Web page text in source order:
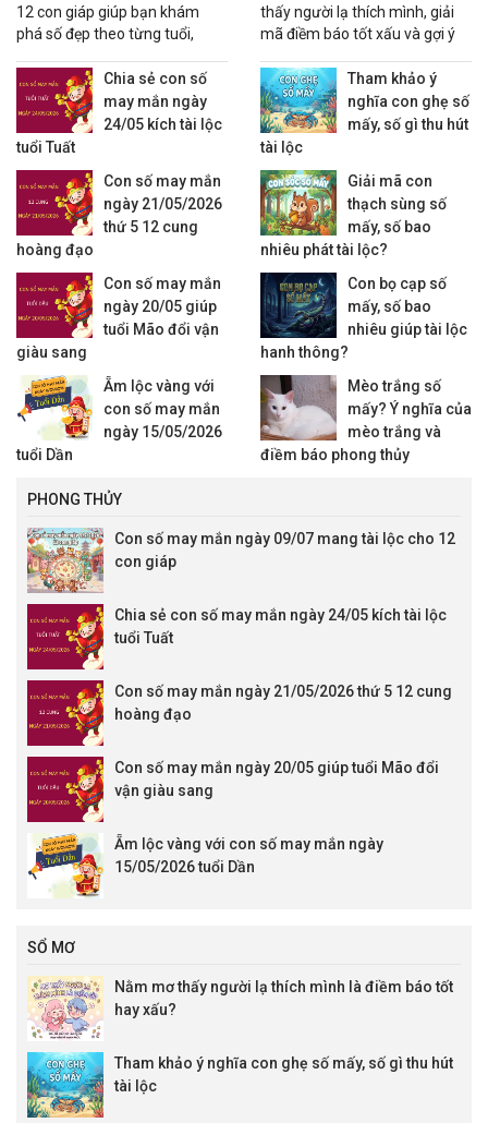
12 con giáp giúp bạn khám
phá số đẹp theo từng tuổi,
công việc và may mắn trong
ngày.
Chia sẻ con số
may mắn ngày
24/05 kích tài lộc
tuổi Tuất
Con số may mắn
ngày 21/05/2026
thứ 5 12 cung
hoàng đạo
Con số may mắn
ngày 20/05 giúp
tuổi Mão đổi vận
giàu sang
Ẵm lộc vàng với
con số may mắn
ngày 15/05/2026
tuổi Dần
thấy người lạ thích mình, giải
mã điềm báo tốt xấu và gợi ý
đánh con gì chuẩn tham khảo.
Tham khảo ý
nghĩa con ghẹ số
mấy, số gì thu hút
tài lộc
Giải mã con
thạch sùng số
mấy, số bao
nhiêu phát tài lộc?
Con bọ cạp số
mấy, số bao
nhiêu giúp tài lộc
hanh thông?
Mèo trắng số
mấy? Ý nghĩa của
mèo trắng và
điềm báo phong thủy
PHONG THỦY
Con số may mắn ngày 09/07 mang tài lộc cho 12
con giáp
Chia sẻ con số may mắn ngày 24/05 kích tài lộc
tuổi Tuất
Con số may mắn ngày 21/05/2026 thứ 5 12 cung
hoàng đạo
Con số may mắn ngày 20/05 giúp tuổi Mão đổi
vận giàu sang
Ẵm lộc vàng với con số may mắn ngày
15/05/2026 tuổi Dần
SỔ MƠ
Nằm mơ thấy người lạ thích mình là điềm báo tốt
hay xấu?
Tham khảo ý nghĩa con ghẹ số mấy, số gì thu hút
tài lộc